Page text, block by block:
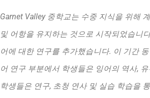
Garnet Valley 중학교는 수중 지식을 위해
및 어항을 유지하는 것으로 시작되었습니
어에 대한 연구를 추가했습니다. 이 기간
어 연구 부분에서 학생들은 잉어의 역사,
학생들은 연구, 초청 연사 및 실습 학습을